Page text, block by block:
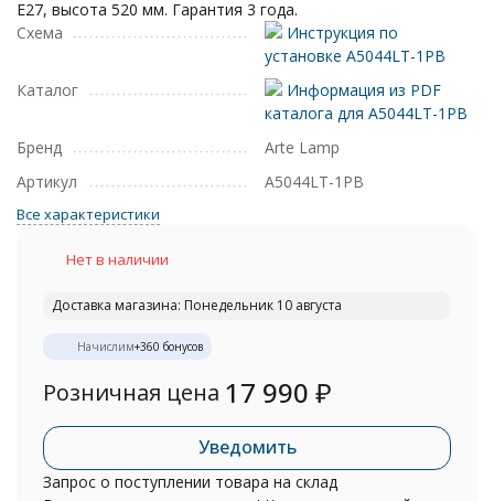
E27, высота 520 мм. Гарантия 3 года.
Схема
Инструкция по
установке A5044LT-1PB
Каталог
Информация из PDF
каталога для A5044LT-1PB
Бренд
Arte Lamp
Артикул
A5044LT-1PB
Все характеристики
Нет в наличии
Доставка магазина: Понедельник 10 августа
Начислим+360 бонусов
Розничная цена 17 990 ₽
Уведомить
Запрос о поступлении товара на склад